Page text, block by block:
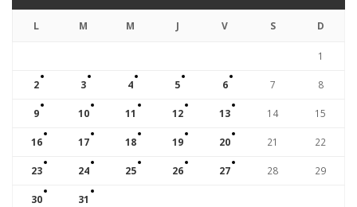
L M M J V S D
1
2 3 4 5 6 7 8
9 10 11 12 13 14 15
16 17 18 19 20 21 22
23 24 25 26 27 28 29
30 31